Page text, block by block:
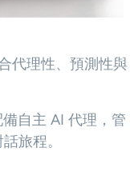
代理性、預測性與
自主 AI 代理，管
旅程。